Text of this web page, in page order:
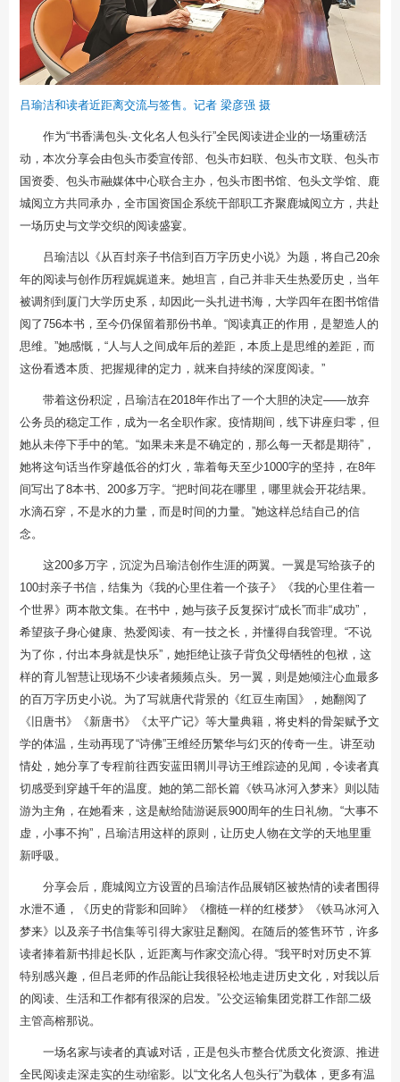
吕瑜洁和读者近距离交流与签售。记者 梁彦强 摄
作为“书香满包头·文化名人包头行”全民阅读进企业的一场重磅活
动，本次分享会由包头市委宣传部、包头市妇联、包头市文联、包头市
国资委、包头市融媒体中心联合主办，包头市图书馆、包头文学馆、鹿
城阅立方共同承办，全市国资国企系统干部职工齐聚鹿城阅立方，共赴
一场历史与文学交织的阅读盛宴。
吕瑜洁以《从百封亲子书信到百万字历史小说》为题，将自己20余
年的阅读与创作历程娓娓道来。她坦言，自己并非天生热爱历史，当年
被调剂到厦门大学历史系，却因此一头扎进书海，大学四年在图书馆借
阅了756本书，至今仍保留着那份书单。“阅读真正的作用，是塑造人的
思维。”她感慨，“人与人之间成年后的差距，本质上是思维的差距，而
这份看透本质、把握规律的定力，就来自持续的深度阅读。”
带着这份积淀，吕瑜洁在2018年作出了一个大胆的决定——放弃
公务员的稳定工作，成为一名全职作家。疫情期间，线下讲座归零，但
她从未停下手中的笔。“如果未来是不确定的，那么每一天都是期待”，
她将这句话当作穿越低谷的灯火，靠着每天至少1000字的坚持，在8年
间写出了8本书、200多万字。“把时间花在哪里，哪里就会开花结果。
水滴石穿，不是水的力量，而是时间的力量。”她这样总结自己的信
念。
这200多万字，沉淀为吕瑜洁创作生涯的两翼。一翼是写给孩子的
100封亲子书信，结集为《我的心里住着一个孩子》《我的心里住着一
个世界》两本散文集。在书中，她与孩子反复探讨“成长”而非“成功”，
希望孩子身心健康、热爱阅读、有一技之长，并懂得自我管理。“不说
为了你，付出本身就是快乐”，她拒绝让孩子背负父母牺牲的包袱，这
样的育儿智慧让现场不少读者频频点头。另一翼，则是她倾注心血最多
的百万字历史小说。为了写就唐代背景的《红豆生南国》，她翻阅了
《旧唐书》《新唐书》《太平广记》等大量典籍，将史料的骨架赋予文
学的体温，生动再现了“诗佛”王维经历繁华与幻灭的传奇一生。讲至动
情处，她分享了专程前往西安蓝田辋川寻访王维踪迹的见闻，令读者真
切感受到穿越千年的温度。她的第二部长篇《铁马冰河入梦来》则以陆
游为主角，在她看来，这是献给陆游诞辰900周年的生日礼物。“大事不
虚，小事不拘”，吕瑜洁用这样的原则，让历史人物在文学的天地里重
新呼吸。
分享会后，鹿城阅立方设置的吕瑜洁作品展销区被热情的读者围得
水泄不通，《历史的背影和回眸》《榴梿一样的红楼梦》《铁马冰河入
梦来》以及亲子书信集等引得大家驻足翻阅。在随后的签售环节，许多
读者捧着新书排起长队，近距离与作家交流心得。“我平时对历史不算
特别感兴趣，但吕老师的作品能让我很轻松地走进历史文化，对我以后
的阅读、生活和工作都有很深的启发。”公交运输集团党群工作部二级
主管高榕那说。
一场名家与读者的真诚对话，正是包头市整合优质文化资源、推进
全民阅读走深走实的生动缩影。以“文化名人包头行”为载体，更多有温